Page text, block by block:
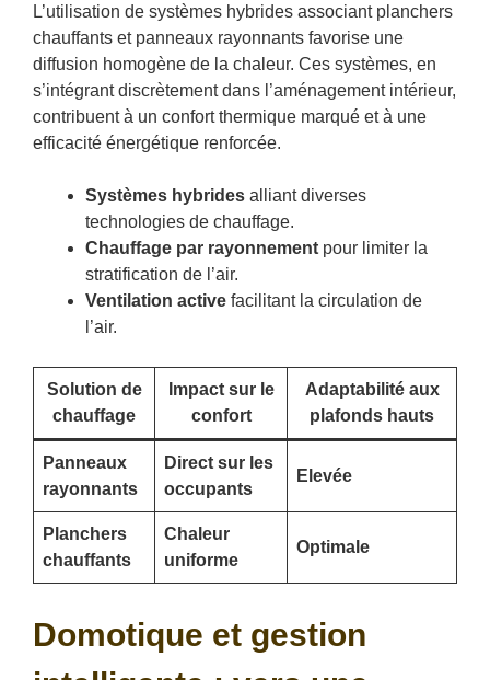
L’utilisation de systèmes hybrides associant planchers
chauffants et panneaux rayonnants favorise une
diffusion homogène de la chaleur. Ces systèmes, en
s’intégrant discrètement dans l’aménagement intérieur,
contribuent à un confort thermique marqué et à une
efficacité énergétique renforcée.
Systèmes hybrides alliant diverses
technologies de chauffage.
Chauffage par rayonnement pour limiter la
stratification de l’air.
Ventilation active facilitant la circulation de
l’air.
Solution de
chauffage
Impact sur le
confort
Adaptabilité aux
plafonds hauts
Panneaux
rayonnants
Direct sur les
occupants
Elevée
Planchers
chauffants
Chaleur
uniforme
Optimale
Domotique et gestion